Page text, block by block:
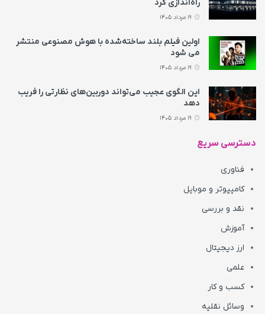
راه‌اندازی کرد
اولین فیلم بلند ساخته‌شده با هوش مصنوعی منتشر
می‌ شود
این الگوی عجیب می‌تواند دوربین‌های نظارتی را فریب
دهد
دسترسی سریع
فناوری
کامپیوتر و موبایل
نقد و بررسی
آموزش
ارز دیجیتال
علمی
کسب و کار
وسائل نقلیه